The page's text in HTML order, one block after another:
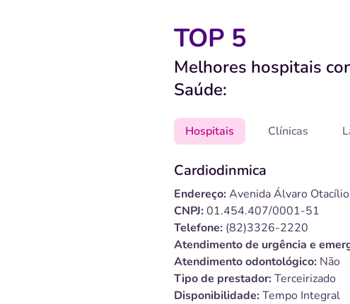
TOP 5
Melhores hospitais
Saúde:
Hospitais Clínicas
Cardiodinmica
Endereço:Avenida Álvaro
CNPJ:01.454.407/0001-51
Telefone: (82)3326-2220
Atendimento de urgência e
Atendimento odontológico: Não
Tipo de prestador:Terceirizado
Disponibilidade:Tempo Integral